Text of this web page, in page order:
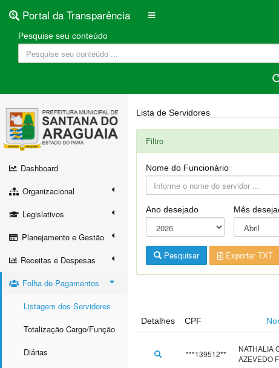
Portal da Transparência
Pesquise seu conteúdo
Dashboard
Organizacional
Legislativos
Planejamento e Gestão
Receitas e Despesas
Folha de Pagamentos
Listagem dos Servidores
Totalização Cargo/Função
Diárias
Lista de Servidores
Filtro
Nome do Funcionário
Ano desejado Mês
Pesquisar Exportar TXT
Detalhes CPF
***139512**
NATHALIA
AZEVEDO